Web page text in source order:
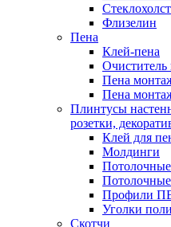
Стеклохолст
Флизелин
Пена
Клей-пена
Пена
Пена
Плинтусы
розетки,
Клей для
Молдинги
Потолочные
Профили
Уголки
Скотчи